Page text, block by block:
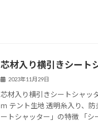
芯材入り横引きシート
2023年11月29日
芯材入り横引きシートシャッ
ｍ テント生地 透明糸入り、
ートシャッター」の特徴 「